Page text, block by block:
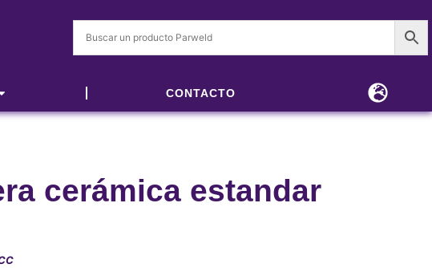
CONTACTO
cerámica estandar